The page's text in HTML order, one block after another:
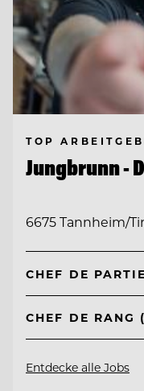
TOP
Jungbrunn -
6675 Tannheim/
CHEF DE
CHEF DE RANG
Entdecke alle Jobs